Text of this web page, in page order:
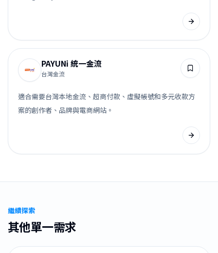
PAYUNi 統一金流
台灣金流
適合需要台灣本地金流、超商付款、虛擬帳號和多元收款方
案的創作者、品牌與電商網站。
繼續探索
其他單一需求